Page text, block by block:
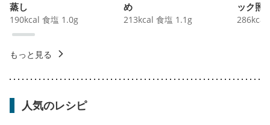
蒸し
190kcal 食塩 1.0g
め
213kcal 食塩 1.1 g
ック照
286kcal
もっと見る
人気のレシピ